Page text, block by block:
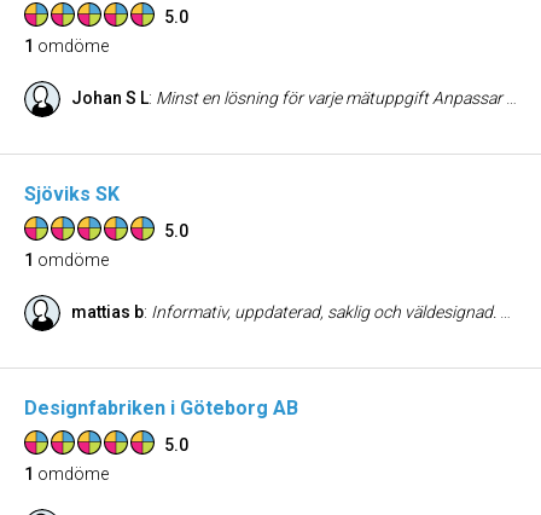
5.0
1 omdöme
Johan S L: Minst en lösning för varje mätuppgift Anpassar mätutrustningen efter dina behov!
Sjöviks SK
5.0
1 omdöme
mattias b: Informativ, uppdaterad, saklig och väldesignad. En utmärkt sajt.
Designfabriken i Göteborg AB
5.0
1 omdöme